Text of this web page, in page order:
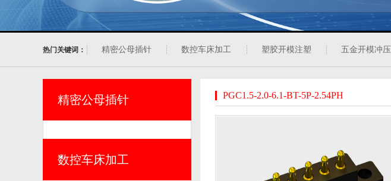
热门关键词： 精密公母插针 数控车床加工 塑胶开模注塑 五金开模冲压
精密公母插针
数控车床加工
PGC1.5-2.0-6.1-BT-5P-2.54PH